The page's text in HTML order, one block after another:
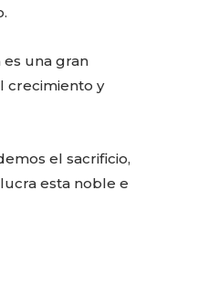
una gran
crecimiento y
el sacrificio,
esta noble e